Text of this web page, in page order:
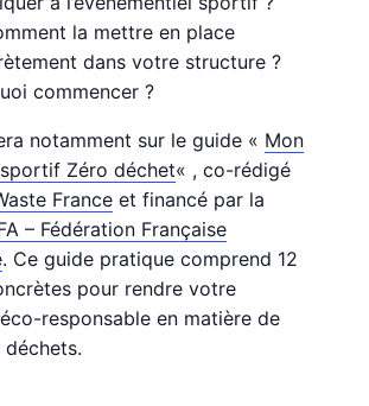
la mettre en place
dans votre structure ?
commencer ?
notamment sur le guide « Mon
Zéro déchet« , co-rédigé
France et financé par la
– Fédération Française
. Ce guide pratique comprend 12
pour rendre votre
responsable en matière de